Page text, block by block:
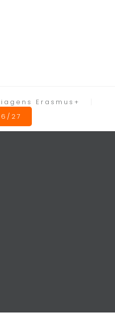
Erasmus+
27